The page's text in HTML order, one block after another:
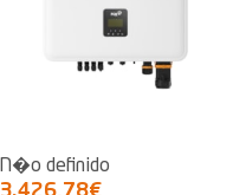
N�o definido